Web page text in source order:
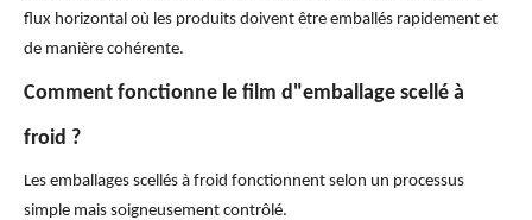
flux horizontal où les produits doivent être emballés rapidement et
de manière cohérente.
Comment fonctionne le film d"emballage scellé à
froid ?
Les emballages scellés à froid fonctionnent selon un processus
simple mais soigneusement contrôlé.